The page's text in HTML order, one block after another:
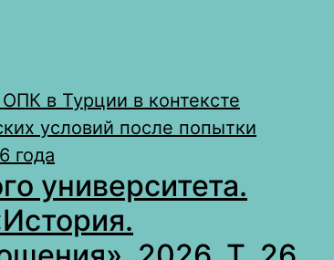
в Турции в контексте
условий после попытки
года
университета.